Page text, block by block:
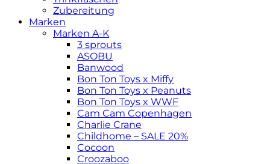
Zubereitung
Marken
Marken A-K
3 sprouts
ASOBU
Banwood
Bon Ton Toys x Miffy
Bon Ton Toys x Peanuts
Bon Ton Toys x WWF
Cam Cam Copenhagen
Charlie Crane
Childhome – SALE 20%
Cocoon
Croozaboo